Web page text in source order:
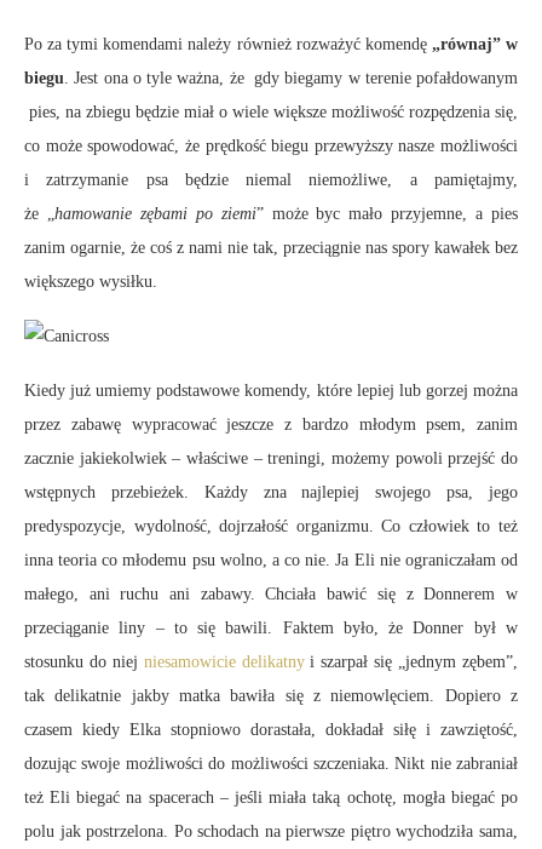
Po za tymi komendami należy również rozważyć komendę„równaj” w
biegu. Jest ona o tyle ważna, że gdy biegamy w terenie pofałdowanym
pies, na zbiegu będzie miał o wiele większe możliwość rozpędzenia się,
co może spowodować, że prędkość biegu przewyższy nasze możliwości
i zatrzymanie psa będzie niemal niemożliwe, a pamiętajmy,
że „hamowanie zębami po ziemi” może byc mało przyjemne, a pies
zanim ogarnie, że coś z nami nie tak, przeciągnie nas spory kawałek bez
większego wysiłku.
Kiedy już umiemy podstawowe komendy, które lepiej lub gorzej można
przez zabawę wypracować jeszcze z bardzo młodym psem, zanim
zacznie jakiekolwiek – właściwe – treningi, możemy powoli przejść do
wstępnych przebieżek. Każdy zna najlepiej swojego psa, jego
predyspozycje, wydolność, dojrzałość organizmu. Co człowiek to też
inna teoria co młodemu psu wolno, a co nie. Ja Eli nie ograniczałam od
małego, ani ruchu ani zabawy. Chciała bawić się z Donnerem w
przeciąganie liny – to się bawili. Faktem było, że Donner był w
stosunku do niej niesamowicie delikatnyi szarpał się „jednym zębem”,
tak delikatnie jakby matka bawiła się z niemowlęciem. Dopiero z
czasem kiedy Elka stopniowo dorastała, dokładał siłę i zawziętość,
dozując swoje możliwości do możliwości szczeniaka. Nikt nie zabraniał
też Eli biegać na spacerach – jeśli miała taką ochotę, mogła biegać po
polu jak postrzelona. Po schodach na pierwsze piętro wychodziła sama,